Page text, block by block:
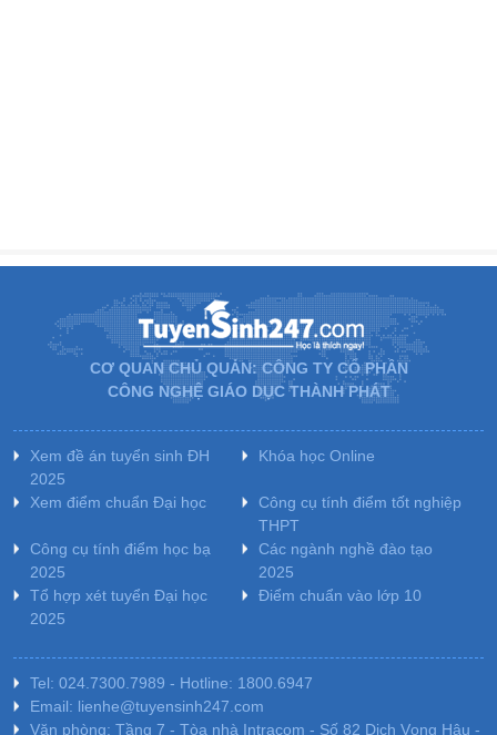
CƠ QUAN CHỦ QUẢN: CÔNG TY CỔ PHẦN
CÔNG NGHỆ GIÁO DỤC THÀNH PHÁT
Xem đề án tuyển sinh ĐH
2025
Khóa học Online
Xem điểm chuẩn Đại học
Công cụ tính điểm tốt nghiệp
THPT
Công cụ tính điểm học bạ
2025
Các ngành nghề đào tạo
2025
Tổ hợp xét tuyển Đại học
2025
Điểm chuẩn vào lớp 10
Tel: 024.7300.7989 - Hotline: 1800.6947
Email: lienhe@tuyensinh247.com
Văn phòng: Tầng 7 - Tòa nhà Intracom - Số 82 Dịch Vọng Hậu -